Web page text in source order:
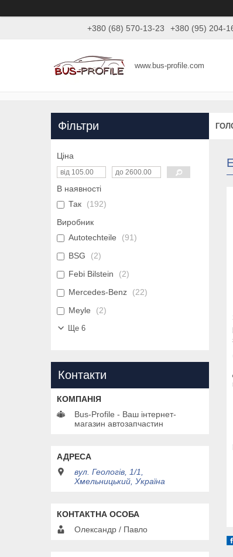
+380 (68) 570-13-23 +380 (95) 204-
www.bus-profile.com
Фільтри
Ціна
В наявності
Так
192
Виробник
Autotechteile
91
BSG
2
Febi Bilstein
2
Mercedes-Benz
22
Meyle
2
Ще 6
Контакти
Bus-Profile - Ваш інтернет-
магазин автозапчастин
вул. Геологів, 1/1,
Хмельницький, Україна
Олександр / Павло